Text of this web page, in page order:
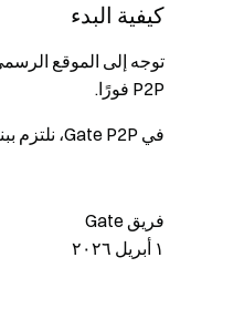
كيفية البدء
توجه إلى الموقع
P2P فورًا.
في Gate P2P، نلتزم ببناء بيئة تداول شفافة وفعالة وآمنة — وتعد مثل هذه الشراكات جزءًا أساسيًا من هذه المهمة.
فريق Gate
١ أبريل ٢٠٢٦